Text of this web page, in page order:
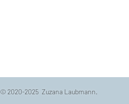
© 2020-2025 Zuzana Laubmann.